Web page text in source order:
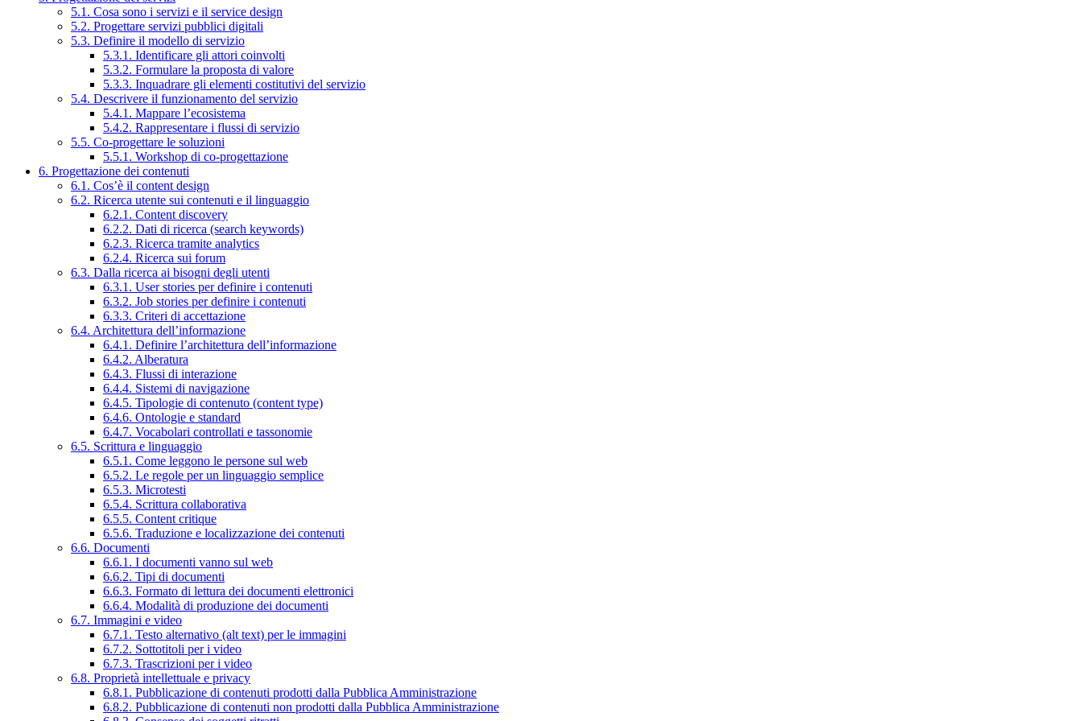
5.1. Cosa sono i servizi e il service design
5.2. Progettare servizi pubblici digitali
5.3. Definire il modello di servizio
5.3.1. Identificare gli attori coinvolti
5.3.2. Formulare la proposta di valore
5.3.3. Inquadrare gli elementi costitutivi del servizio
5.4. Descrivere il funzionamento del servizio
5.4.1. Mappare l’ecosistema
5.4.2. Rappresentare i flussi di servizio
5.5. Co-progettare le soluzioni
5.5.1. Workshop di co-progettazione
6. Progettazione dei contenuti
6.1. Cos’è il content design
6.2. Ricerca utente sui contenuti e il linguaggio
6.2.1. Content discovery
6.2.2. Dati di ricerca (search keywords)
6.2.3. Ricerca tramite analytics
6.2.4. Ricerca sui forum
6.3. Dalla ricerca ai bisogni degli utenti
6.3.1. User stories per definire i contenuti
6.3.2. Job stories per definire i contenuti
6.3.3. Criteri di accettazione
6.4. Architettura dell’informazione
6.4.1. Definire l’architettura dell’informazione
6.4.2. Alberatura
6.4.3. Flussi di interazione
6.4.4. Sistemi di navigazione
6.4.5. Tipologie di contenuto (content type)
6.4.6. Ontologie e standard
6.4.7. Vocabolari controllati e tassonomie
6.5. Scrittura e linguaggio
6.5.1. Come leggono le persone sul web
6.5.2. Le regole per un linguaggio semplice
6.5.3. Microtesti
6.5.4. Scrittura collaborativa
6.5.5. Content critique
6.5.6. Traduzione e localizzazione dei contenuti
6.6. Documenti
6.6.1. I documenti vanno sul web
6.6.2. Tipi di documenti
6.6.3. Formato di lettura dei documenti elettronici
6.6.4. Modalità di produzione dei documenti
6.7. Immagini e video
6.7.1. Testo alternativo (alt text) per le immagini
6.7.2. Sottotitoli per i video
6.7.3. Trascrizioni per i video
6.8. Proprietà intellettuale e privacy
6.8.1. Pubblicazione di contenuti prodotti dalla Pubblica Amministrazione
6.8.2. Pubblicazione di contenuti non prodotti dalla Pubblica Amministrazione